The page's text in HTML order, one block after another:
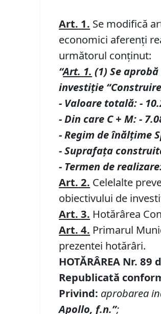
Art. 1. Se modifică
economici aferenți
următorul conținut:
“Art. 1. (1) Se aprobă
investiție
- Valoare totală:-
-Din care C + M:-
-Regim deînălțime
-Suprafața construit
- Termen de
Art. 2. Celelalte
obiectivului de
Art. 3. Hotărârea
Art. 4. Primarul
prezentei hotărâri.
HOTĂRÂREA Nr.89
Republicată
Privind: aprobarea
Apollo, f.n.”;